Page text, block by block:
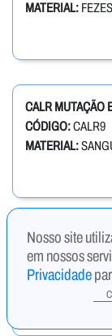
MATERIAL: FEZES
CALR MUTAÇÃO
CÓDIGO:CALR9
MATERIAL:
CANDIDA -
CÓDIGO:CANM
MATERIAL:SORO
Nosso site
em nossos
Privacidade